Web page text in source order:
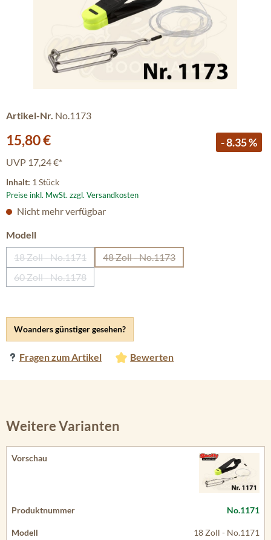
Artikel-Nr. No.1173
Verkaufspreis:
15,80 € - 8.35 %
UVP 17,24 €*
Inhalt: 1 Stück
Preise inkl. MwSt. zzgl. Versandkosten
Woanders günstiger gesehen?
Fragen zum Artikel Bewerten
Nicht mehr verfügbar
Modellauswählen
18 Zoll - No.1171
(Diese Option ist zurzeit nicht verfügbar.)
48 Zoll - No.1173
(Diese Option ist zurzeit nicht
60 Zoll - No.1178
(Diese Option ist zurzeit nicht verfügbar.)
Weitere Varianten
No.1171
18 Zoll - No.1171